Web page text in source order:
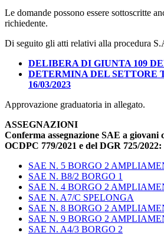
Le domande possono essere sottoscritte
richiedente.
Di seguito gli atti relativi alla procedura
DELIBERA DI GIUNTA 109
DETERMINA DEL SETTORE
16/03/2023
Approvazione graduatoria in allegato.
ASSEGNAZIONI
Conferma assegnazione SAE a giovani
OCDPC 779/2021 e del DGR 725/2022:
SAE N. 5 BORGO 2
SAE N. B8/2 BORGO 1
SAE N. 4 BORGO 2
SAE N. A7/C SPELONGA
SAE N. 8 BORGO 2
SAE N. 9 BORGO 2
SAE N. A4/3 BORGO 2